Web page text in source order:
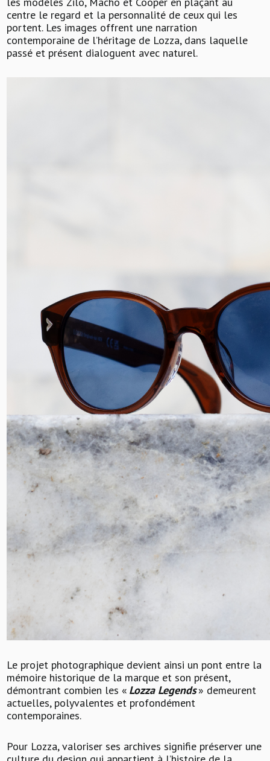
centre le regard et la personnalité de ceux qui les
portent. Les images offrent une narration
contemporaine de l’héritage de Lozza, dans laquelle
passé et présent dialoguent avec naturel.
Le projet photographique devient ainsi un pont entre la
mémoire historique de la marque et son présent,
démontrant combien les « Lozza Legends» demeurent
actuelles, polyvalentes et profondément
contemporaines.
Pour Lozza, valoriser ses archives signifie préserver une